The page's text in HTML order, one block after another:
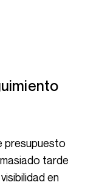
tarde
en